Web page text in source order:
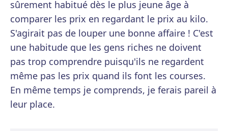
sûrement habitué dès le plus jeune âge à
comparer les prix en regardant le prix au kilo.
S'agirait pas de louper une bonne affaire ! C'est
une habitude que les gens riches ne doivent
pas trop comprendre puisqu'ils ne regardent
même pas les prix quand ils font les courses.
En même temps je comprends, je ferais pareil à
leur place.